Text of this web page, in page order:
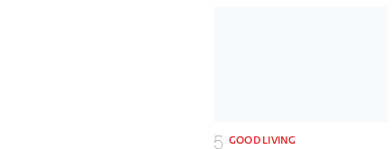
GOOD LIVING